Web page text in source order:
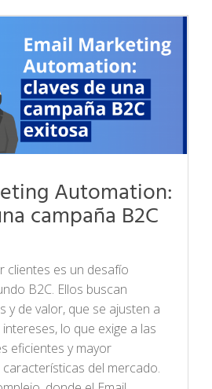
Automation:
campaña B2C
clientes es un desafío
B2C. Ellos buscan
y de valor, que se ajusten a
lo que exige a las
eficientes y mayor
del mercado.